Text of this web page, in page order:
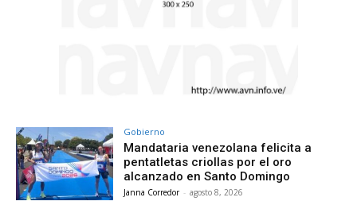
Gobierno
Mandataria venezolana felicita a
pentatletas criollas por el oro
alcanzado en Santo Domingo
Janna Corredor - agosto 8, 2026